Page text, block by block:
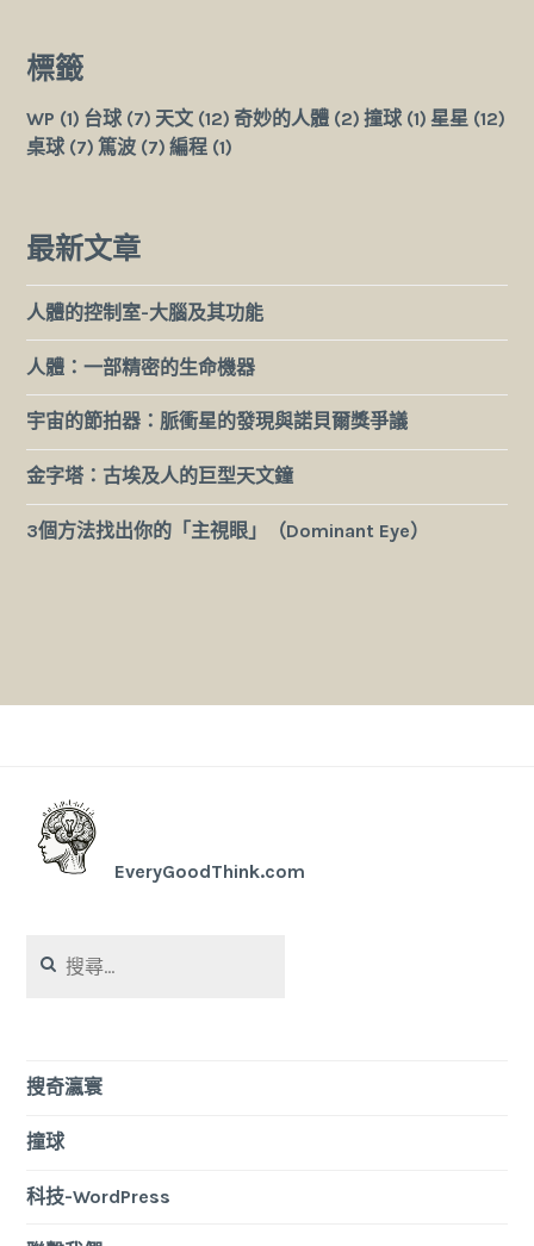
標籤
WP (1) 台球 (7) 天文 (12) 奇妙的人體 (2) 撞球 (1) 星星 (12)
桌球 (7) 篤波 (7) 編程 (1)
最新文章
人體的控制室-大腦及其功能
人體：一部精密的生命機器
宇宙的節拍器：脈衝星的發現與諾貝爾獎爭議
金字塔：古埃及人的巨型天文鐘
3個方法找出你的「主視眼」（Dominant Eye）
EveryGoodThink.com
尋
搜奇瀛寰
撞球
科技-WordPress